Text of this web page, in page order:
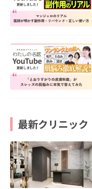
最新クリニック